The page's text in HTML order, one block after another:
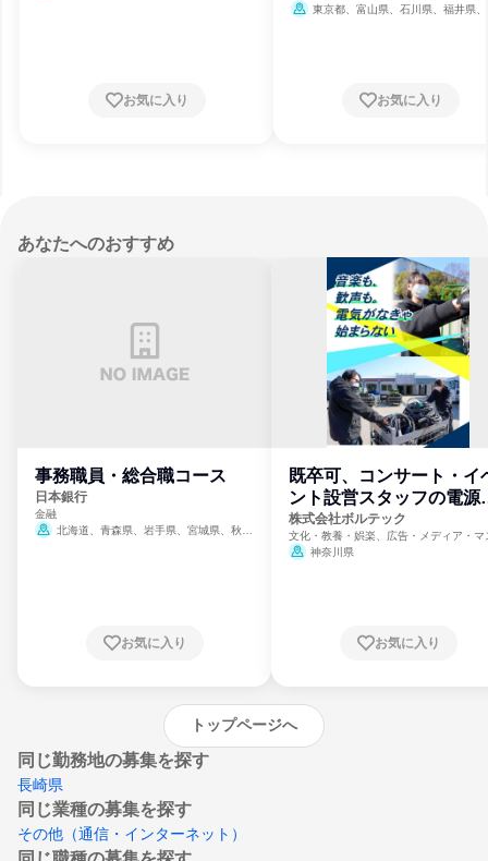
お気に入り
東京都、富山県、石川県、福井県
賀県、長崎県、熊本県、大分県、宮崎
児島県、沖縄県
お気に入り
あなたへのおすすめ
事務職員・総合職コース
日本銀行
金融
北海道、青森県、岩手県、宮城県、秋田
崎県、熊本県、大分県、宮崎県、鹿児島県、
お気に入り
既卒可、コンサート・イ
ント設営スタッフの電源
門
株式会社ボルテック
文化・教養・娯楽、広告・メディア・マ
ミ、電力・ガス・水道・エネルギー
神奈川県
お気に入り
トップページへ
同じ勤務地の募集を探す
長崎県
同じ業種の募集を探す
その他（通信・インターネット）